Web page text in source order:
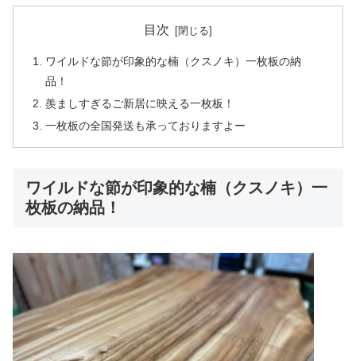
目次
ワイルドな節が印象的な楠（クスノキ）一枚板の納
品！
羨ましすぎるご新居に映える一枚板！
一枚板の全国発送も承っておりますよー
ワイルドな節が印象的な楠（クスノキ）一
枚板の納品！